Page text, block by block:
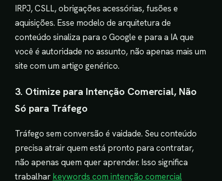
IRPJ, CSLL, obrigações acessórias, fusões e
aquisições. Esse modelo de arquitetura de
conteúdo sinaliza para o Google e para a IA que
você é autoridade no assunto, não apenas mais um
site com um artigo genérico.
3. Otimize para Intenção Comercial, Não
Só para Tráfego
Tráfego sem conversão é vaidade. Seu conteúdo
precisa atrair quem está pronto para contratar,
não apenas quem quer aprender. Isso significa
trabalhar keywords com intenção comercial